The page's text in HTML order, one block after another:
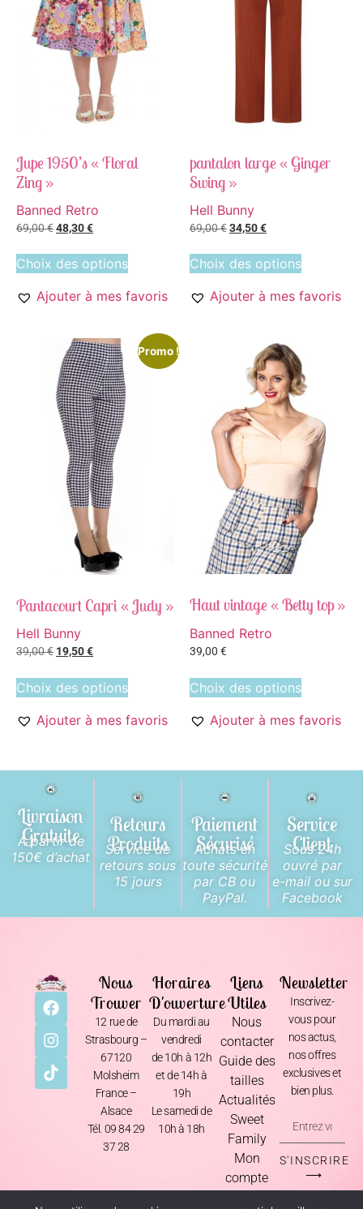
Jupe 1950’s « Floral
Zing »
Banned Retro
69,00€48,30€
Choix des options
Ajouter à mes favoris
pantalon large « Ginger
Swing »
Hell Bunny
69,00€34,50€
Choix des options
Ajouter à mes favoris
Promo !
Pantacourt Capri « Judy »
Hell Bunny
39,00€ 19,50€
Choix des options
Ajouter à mes favoris
Haut vintage « Betty top »
Banned Retro
39,00 €
Choix des options
Ajouter à mes favoris
Livraison
Gratuite
A partir de
150€ d’achat
Retours
Produits
Service de
retours sous
15 jours
Paiement
Sécurisé
Achats en
toute sécurité
par CB ou
PayPal.
Service
Client
Sous 24h
ouvré par
e-mail ou sur
Facebook
Nous
Trouver
12 rue de
Strasbourg –
67120
Molsheim
France –
Alsace
Tél. 09 84 29
37 28
Horaires
D'ouverture
Du mardi au
vendredi
de 10h à 12h
et de 14h à
19h
Le samedi de
10h à 18h
Liens
Utiles
Nous
contacter
Guide des
tailles
Actualités
Sweet
Family
Mon
compte
Newsletter
Inscrivez-
vous pour
nos actus,
nos offres
exclusives et
bien plus.
S'INSCRIRE
⟶